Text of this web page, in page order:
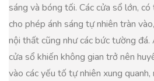
sáng và bóng tối. Các cửa sổ lớn,
cho phép ánh sáng tự nhiên tràn
nội thất cũng như các bức tường
cửa sổ khiến không gian trở nên
vào các yếu tố tự nhiên xung quanh,